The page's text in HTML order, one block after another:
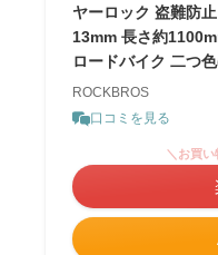
ヤーロック 盗難防
13mm 長さ約
ロードバイク 二つ
ROCKBROS
口コミを見る
＼お買い